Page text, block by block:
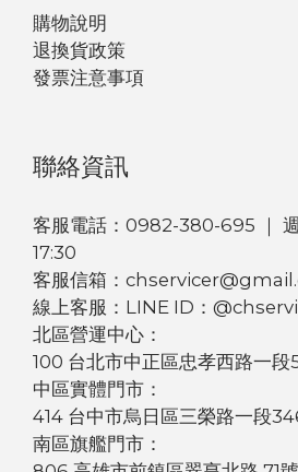
購物說明
退換貨政策
發票注意事項
聯絡資訊
客服電話：0982-380-695 ｜
17:30
客服信箱：
線上客服：LINE ID：
北區營運中心：
100 台北市中正區忠孝西路一段
中區實體門市：
414 台中市烏日區三榮路一段
南區旗艦門市：